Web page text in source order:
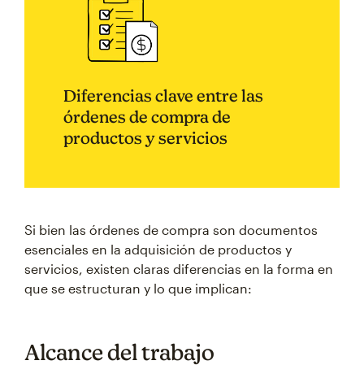
Diferencias clave entre las
órdenes de compra de
productos y servicios
Si bien las órdenes de compra son documentos
esenciales en la adquisición de productos y
servicios, existen claras diferencias en la forma en
que se estructuran y lo que implican:
Alcance del trabajo